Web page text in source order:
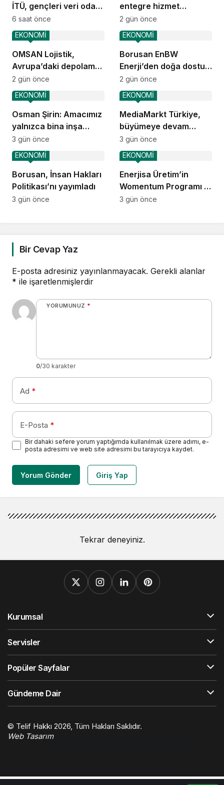
İTÜ, gençleri veri odaklı
geleceğe hazırlıyor
6 saat önce
entegre hizmet
ekosistemi kuruluyor
2 gün önce
OMSAN Lojistik,
Avrupa’daki depolama
ve dağıtım
operasyonlarına
başladı
EKONOMİ
2 gün önce
Borusan EnBW
Enerji’den doğa dostu
proje
EKONOMİ
2 gün önce
Osman Şirin: Amacımız
yalnızca bina inşa
etmek değil,
yatırımcısına
kazandıracak yaşam
alanları üretmek
EKONOMİ
3 gün önce
MediaMarkt Türkiye,
büyümeye devam
ediyor
EKONOMİ
3 gün önce
Borusan, İnsan Hakları
Politikası’nı yayımladı
EKONOMİ
3 gün önce
Enerjisa Üretim’in
Womentum Programı 5
yılda yaklaşık 11 bin
EKONOMİ
3 gün önce
Bir Cevap Yaz
E-posta adresiniz yayınlanmayacak. Gerekli alanlar
* ile işaretlenmişlerdir
YORUMUNUZ *
0/30 karakter
Ad *
E-Posta *
Bir dahaki sefere yorum yaptığımda kullanılmak üzere adımı, e-
posta adresimi ve web site adresimi bu tarayıcıya kaydet.
Yorum Gönder Giriş Yap
Tekrar deneyiniz.
Kurumsal
Servisler
Popüler Sayfalar
Gündeme Dair
© Telif Hakkı 2026, Tüm Hakları Saklıdır.
Web Tasarım